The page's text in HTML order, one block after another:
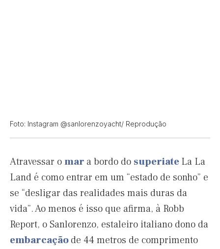
Foto: Instagram @sanlorenzoyacht/ Reprodução
Atravessar omar a bordo do superiateLa La
Land é como entrar em um “estado de sonho” e
se “desligar das realidades mais duras da
vida”. Ao menos é isso que afirma, à Robb
Report, o Sanlorenzo, estaleiro italiano dono da
embarcaçãode 44 metros de comprimento